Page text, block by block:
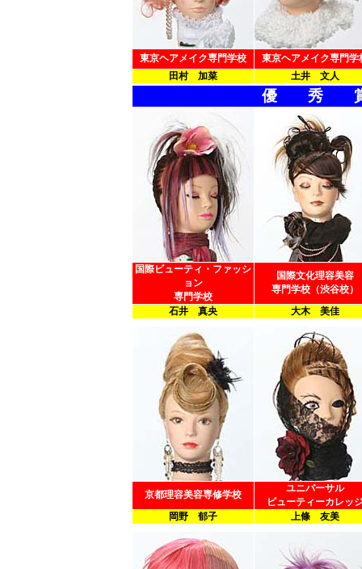
東京ヘアメイク専門学校
東京ヘアメイク専門学
田村 加菜
土井 文人
優 秀
国際ビューティ・ファッシ
ョン
専門学校
国際文化理容美容
専門学校（渋谷校）
石井 真央
大木 美佳
京都理容美容専修学校
ユニバーサル
ビューティーカレッ
岡野 郁子
上條 友美